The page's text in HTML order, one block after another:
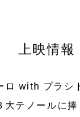
上映情報
ロ with プラシ
大テノールに